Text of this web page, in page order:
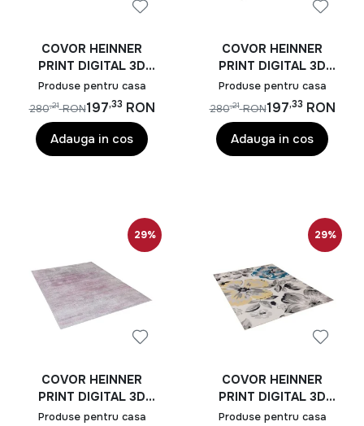
COVOR HEINNER
PRINT DIGITAL 3D
160X230 CM LEA
Produse pentru casa
197,33 RON
280,21 RON
Adauga in cos
COVOR HEINNER
PRINT DIGITAL 3D
160X230 CM COLT
Produse pentru casa
197,33 RON
280,21 RON
Adauga in cos
29%
COVOR HEINNER
PRINT DIGITAL 3D
200X300 CM VOX
Produse pentru casa
29%
COVOR HEINNER
PRINT DIGITAL 3D
200X300 CM LEA
Produse pentru casa